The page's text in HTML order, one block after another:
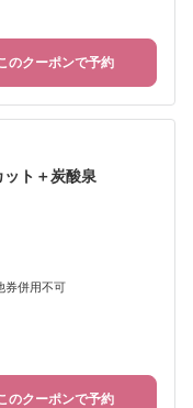
のクーポンで予約
ト＋炭酸泉
併用不可
のクーポンで予約